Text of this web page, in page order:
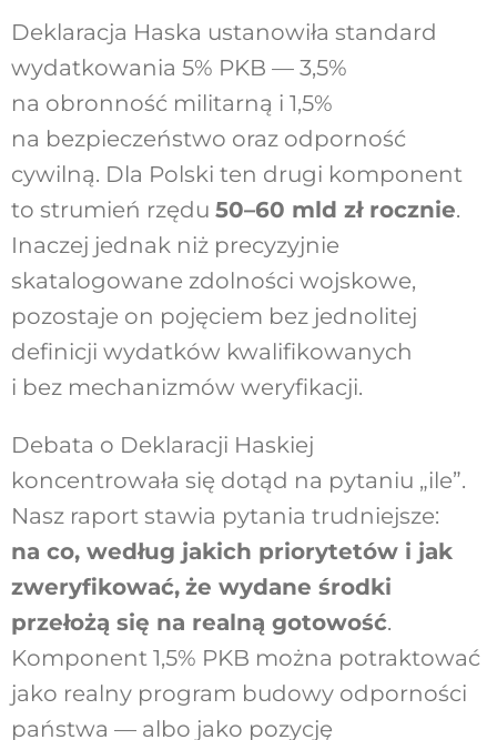
Deklaracja Haska ustanowiła standard
wydatkowania 5% PKB — 3,5%
na obronność militarną i 1,5%
na bezpieczeństwo oraz odporność
cywilną. Dla Polski ten drugi komponent
to strumień rzędu 50–60 mld zł rocznie.
Inaczej jednak niż precyzyjnie
skatalogowane zdolności wojskowe,
pozostaje on pojęciem bez jednolitej
definicji wydatków kwalifikowanych
i bez mechanizmów weryfikacji.
Debata o Deklaracji Haskiej
koncentrowała się dotąd na pytaniu „ile”.
Nasz raport stawia pytania trudniejsze:
na co, według jakich priorytetów i jak
zweryfikować, że wydane środki
przełożą się na realną gotowość.
Komponent 1,5% PKB można potraktować
jako realny program budowy odporności
państwa — albo jako pozycję